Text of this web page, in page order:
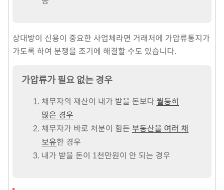
상대방이 신용이 중요한 사업체라면 거래처에 가압류통지가
가도록 하여 분쟁을 조기에 해결할 수도 있습니다.
가압류가 필요 없는 경우
채무자의 재산이 내가 받을 돈보다 월등히
많은 경우
채무자가 바로 처분이 힘든 부동산을 여러 채
보유한 경우
내가 받을 돈이 1천만원이 안 되는 경우